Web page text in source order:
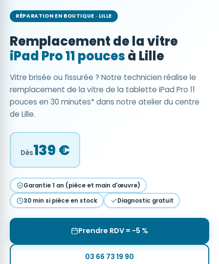
RÉPARATION EN BOUTIQUE · LILLE
Remplacement de la vitre
iPad Pro 11 poucesà Lille
Vitre brisée ou fissurée ? Notre technicien réalise le
remplacement de la vitre de la tablette iPad Pro 11
pouces en 30 minutes* dans notre atelier du centre
de Lille.
Dès139 €
Garantie 1 an (pièce et main d'œuvre)
30 min si pièce en stock
Diagnostic gratuit
Prendre RDV = −5 %
03 66 73 19 90